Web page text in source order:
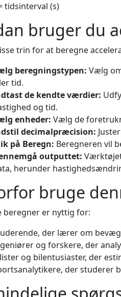
tidsinterval (s)
bruger du
trin for at beregne
beregningstypen: Vælg
tid.
de kendte værdier:
og tid.
enheder: Vælg de
decimalpræcision:
på Beregn: Beregneren vil
outputtet:
herunder
bruge
beregner er nyttig for:
der lærer om
og forskere, der
og bilentusiaster, der
der studerer